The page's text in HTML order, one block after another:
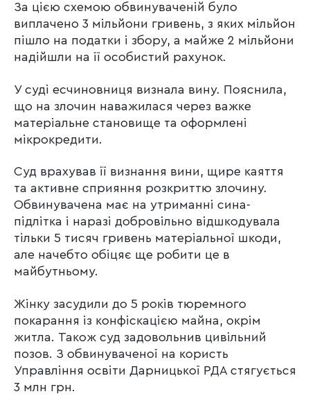
За цією схемою обвинуваченій було
виплачено 3 мільйони гривень, з яких мільйон
пішло на податки і збору, а майже 2 мільйони
надійшли на її особистий рахунок.
У суді есчиновниця визнала вину. Пояснила,
що на злочин наважилася через важке
матеріальне становище та оформлені
мікрокредити.
Суд врахував її визнання вини, щире каяття
та активне сприяння розкриттю злочину.
Обвинувачена має на утриманні сина-
підлітка і наразі добровільно відшкодувала
тільки 5 тисяч гривень матеріальної шкоди,
але начебто обіцяє ще робити це в
майбутньому.
Жінку засудили до 5 років тюремного
покарання із конфіскацією майна, окрім
житла. Також суд задовольнив цивільний
позов. З обвинуваченої на користь
Управління освіти Дарницької РДА стягується
3 млн грн.